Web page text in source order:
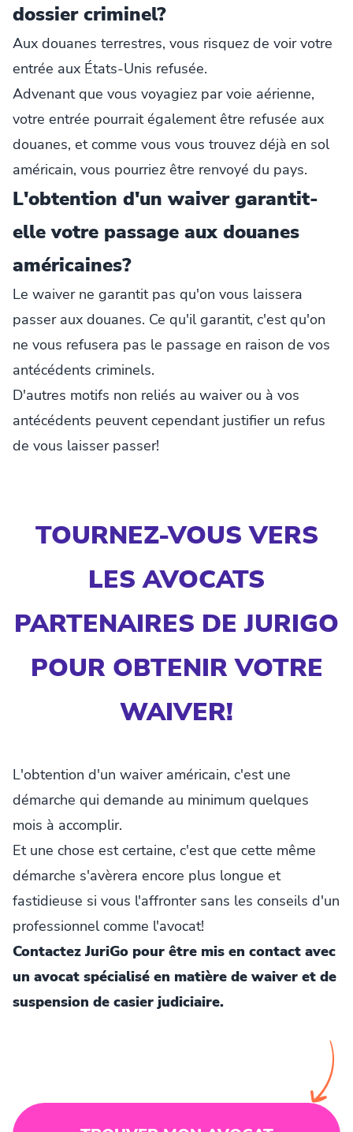
dossier criminel?
Aux douanes terrestres, vous risquez de voir votre
entrée aux États-Unis refusée.
Advenant que vous voyagiez par voie aérienne,
votre entrée pourrait également être refusée aux
douanes, et comme vous vous trouvez déjà en sol
américain, vous pourriez être renvoyé du pays.
L'obtention d'un waiver garantit-
elle votre passage aux douanes
américaines?
Le waiver ne garantit pas qu'on vous laissera
passer aux douanes. Ce qu'il garantit, c'est qu'on
ne vous refusera pas le passage en raison de vos
antécédents criminels.
D'autres motifs non reliés au waiver ou à vos
antécédents peuvent cependant justifier un refus
de vous laisser passer!
TOURNEZ-VOUS VERS
LES AVOCATS
PARTENAIRES DE JURIGO
POUR OBTENIR VOTRE
WAIVER!
L'obtention d'un waiver américain, c'est une
démarche qui demande au minimum quelques
mois à accomplir.
Et une chose est certaine, c'est que cette même
démarche s'avèrera encore plus longue et
fastidieuse si vous l'affronter sans les conseils d'un
professionnel comme l'avocat!
Contactez JuriGo pour être mis en contact avec
un avocat spécialisé en matière de waiver et de
suspension de casier judiciaire.